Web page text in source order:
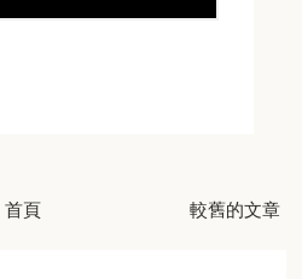
較舊的文章
首頁